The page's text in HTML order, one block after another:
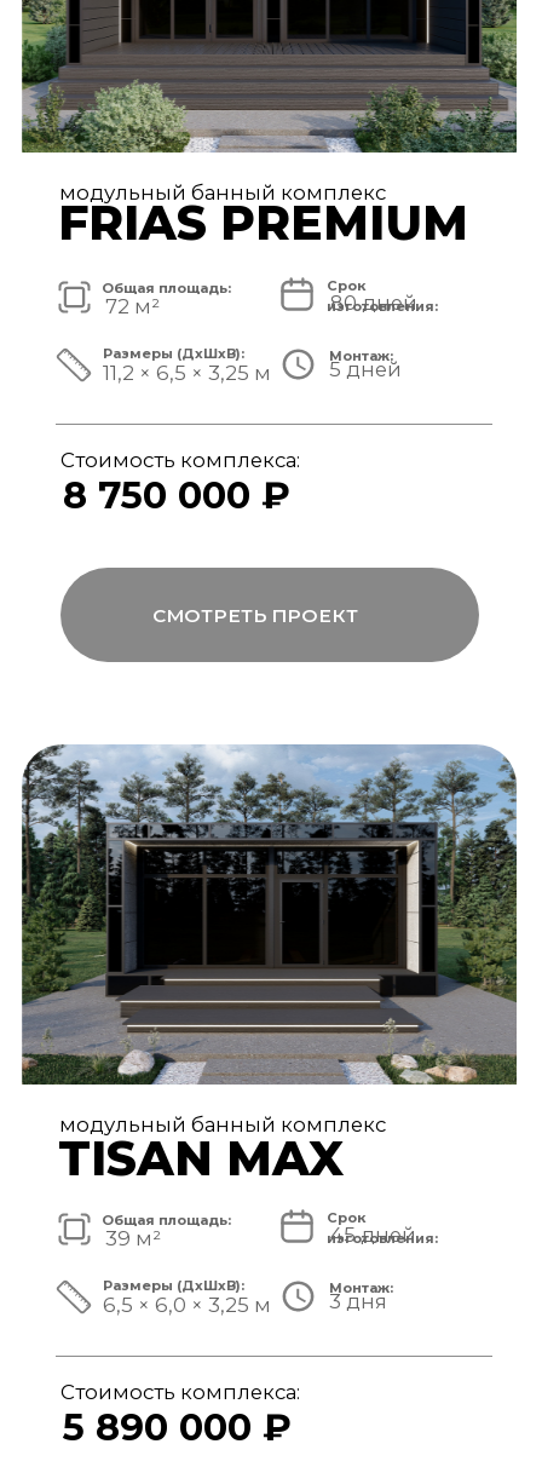
6 950 000 ₽
11,7 × 3,9 × 3,25 м
80 дней
48 м²
Общая площадь:
модульный банный комплекс
TISAN LUXE